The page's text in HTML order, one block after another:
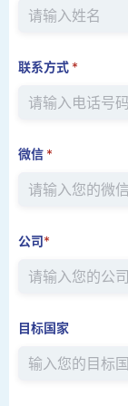
联系方式 *
微信 *
公司*
目标国家